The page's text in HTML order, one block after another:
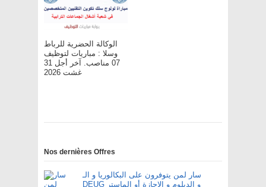
الوكالة الحضرية للرباط
وسلا : مباريات لتوظيف
07 مناصب. آخر أجل 31
غشت 2026
Nos dernières Offres
سار لمن يتوفرون على البكالوريا و الـ
DEUG و الدبلوم و الإجازة أو الماستر